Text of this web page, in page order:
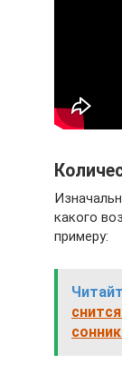
какого
примеру: